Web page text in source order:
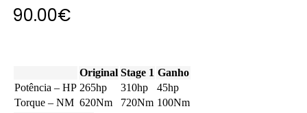
90.00€
Original Stage 1 Ganho
Potência – HP 265hp 310hp
45hp
Torque – NM 620Nm 720Nm 100Nm